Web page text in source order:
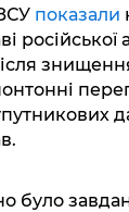
показали
російської
було